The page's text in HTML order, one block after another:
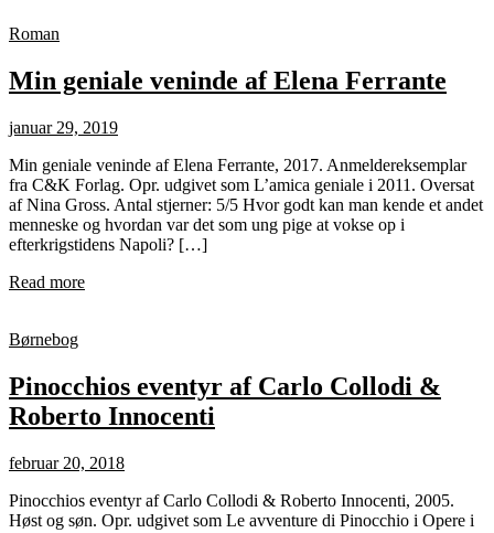
Roman
Min geniale veninde af Elena Ferrante
januar 29, 2019
Min geniale veninde af Elena Ferrante, 2017. Anmeldereksemplar
fra C&K Forlag. Opr. udgivet som L’amica geniale i 2011. Oversat
af Nina Gross. Antal stjerner: 5/5 Hvor godt kan man kende et andet
menneske og hvordan var det som ung pige at vokse op i
efterkrigstidens Napoli? […]
Read more
Børnebog
Pinocchios eventyr af Carlo Collodi &
Roberto Innocenti
februar 20, 2018
Pinocchios eventyr af Carlo Collodi & Roberto Innocenti, 2005.
Høst og søn. Opr. udgivet som Le avventure di Pinocchio i Opere i